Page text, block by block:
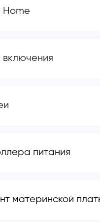
Home
питания
материнской